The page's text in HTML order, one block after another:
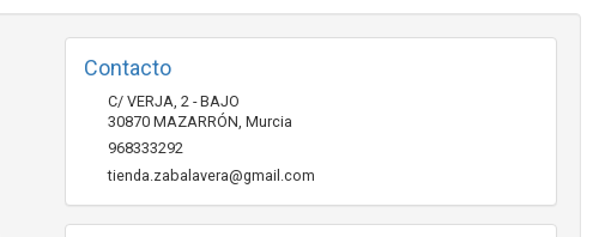
Contacto
C/ VERJA, 2 - BAJO
30870 MAZARRÓN, Murcia
968333292
tienda.zabalavera@gmail.com